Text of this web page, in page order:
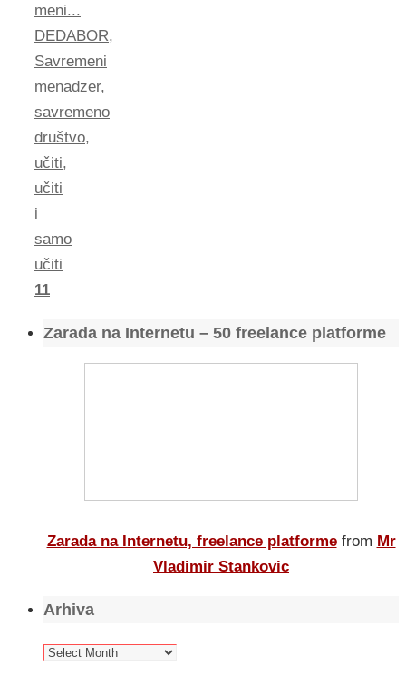
meni...
DEDABOR,
Savremeni
menadzer,
savremeno
društvo,
učiti,
učiti
i
samo
učiti
11
Zarada na Internetu – 50 freelance platforme
Zarada na Internetu, freelance platforme from Mr
Vladimir Stankovic
Arhiva
Arhiva